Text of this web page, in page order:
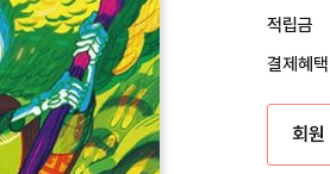
적립금
결제혜택
회원